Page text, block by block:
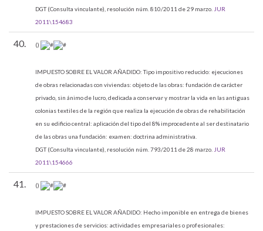
DGT (Consulta vinculante), resolución núm. 810/2011 de 29 marzo. JUR
2011\154683
40. ()
IMPUESTO SOBRE EL VALOR AÑADIDO:Tipo impositivo reducido: ejecuciones
de obras relacionadas con viviendas: objeto de las obras: fundación de carácter
privado, sin ánimo de lucro, dedicada a conservar y mostrar la vida en las antiguas
colonias textiles de la región que realiza la ejecución de obras de rehabilitación
en su edificio central: aplicación del tipo del 8% improcedente al ser destinatario
de las obras una fundación: examen: doctrina administrativa.
DGT (Consulta vinculante), resolución núm. 793/2011 de 28 marzo. JUR
2011\154666
41. ()
IMPUESTO SOBRE EL VALOR AÑADIDO: Hecho imponible en entrega de bienes
y prestaciones de servicios: actividades empresariales o profesionales: